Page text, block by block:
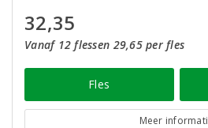
32,35
Vanaf 12 flessen 29,65 per fles
Fles
Meer